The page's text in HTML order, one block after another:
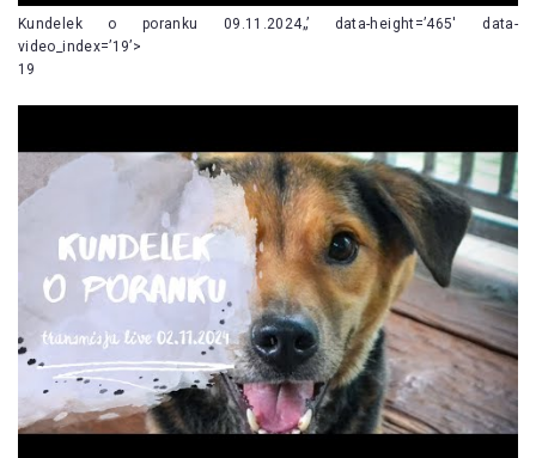
Kundelek o poranku 09.11.2024„’ data-height=’465′ data-
video_index=’19’>
19